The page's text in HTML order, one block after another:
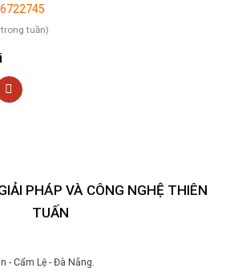
tuần)
PHÁP VÀ CÔNG NGHỆ THIÊN
TUẤN
- Cẩm Lệ - Đà Nẵng.